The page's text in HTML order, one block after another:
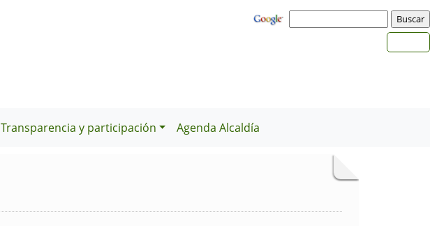
Transparencia y participación Agenda Alcaldía